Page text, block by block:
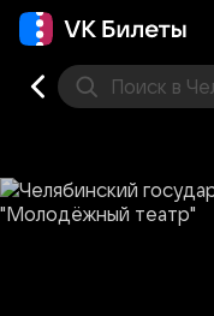
Поиск в